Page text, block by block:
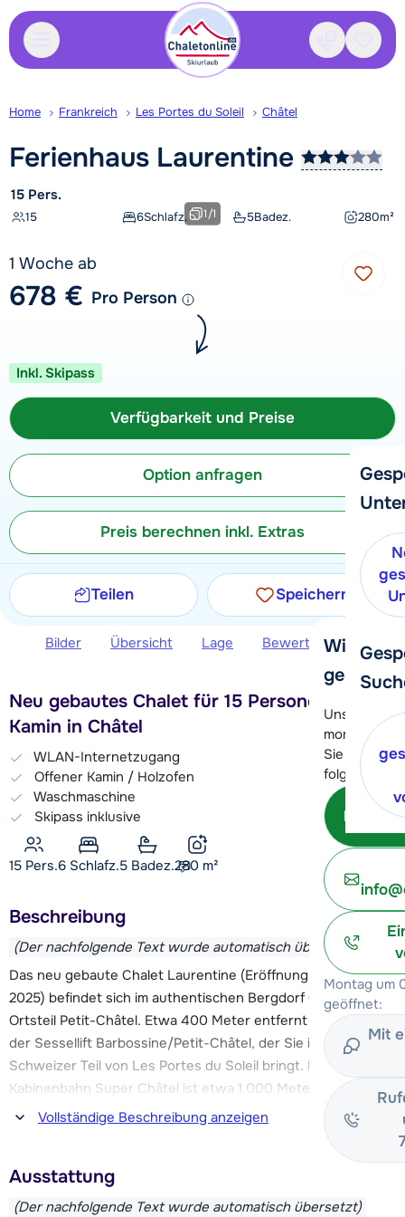
Kontakt
Wir
gerne
Unser
momentan
Sie können
folgenden
Montag um
geöffnet:
Mit
Home Frankreich Les Portes du Soleil Châtel
Ferienhaus Laurentine
15 Pers.
15 6Schlafz. 5Badez. 280m²
1/1
1 Woche ab
678 € Pro Person
Inkl. Skipass
Verfügbarkeit und Preise
Option anfragen
Preis berechnen inkl. Extras
Teilen Speichern
Bilder Übersicht Lage Bewertungen
Neu gebautes Chalet für 15 Personen mit
Kamin in Châtel
WLAN-Internetzugang
Offener Kamin / Holzofen
Waschmaschine
Skipass inklusive
15 Pers.6 Schlafz.5 Badez.280 m²
Beschreibung
(Der nachfolgende Text wurde automatisch übersetzt)
Das neu gebaute Chalet Laurentine (Eröffnung im Dezember
2025) befindet sich im authentischen Bergdorf Châtel, im
Ortsteil Petit-Châtel. Etwa 400 Meter entfernt befindet sich
der Sessellift Barbossine/Petit-Châtel, der Sie in den
Schweizer Teil von Les Portes du Soleil bringt. Die
Kabinenbahn Super Châtel ist etwa 1.000 Meter entfernt.
Vom Super-Châtel-Gebiet aus können Sie zwei Sessellifte
erreichen, den Linga-Sessellift und den Pré-la-Joux-
Sessellift (beide in Richtung Avoriaz/Morzine). Der Skibus
fährt etwa 80 Meter vom Chalet entfernt ab und verkehrt
etwa alle 20 Minuten.
Vollständige Beschreibung anzeigen
Ausstattung
(Der nachfolgende Text wurde automatisch übersetzt)